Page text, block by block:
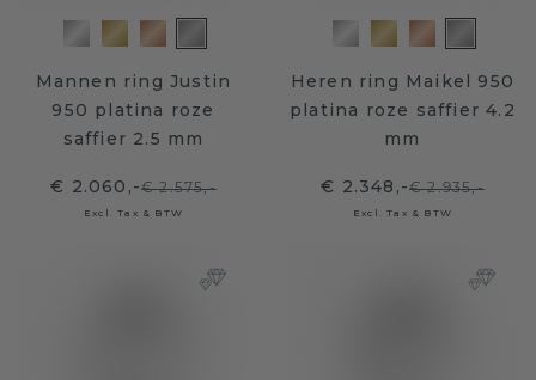
Mannen ring Justin
950 platina roze
saffier 2.5 mm
€ 2.060,-€ 2.575,-
Excl. Tax & BTW
Heren ring Maikel 950
platina roze saffier 4.2
mm
€ 2.348,-€ 2.935,-
Excl. Tax & BTW